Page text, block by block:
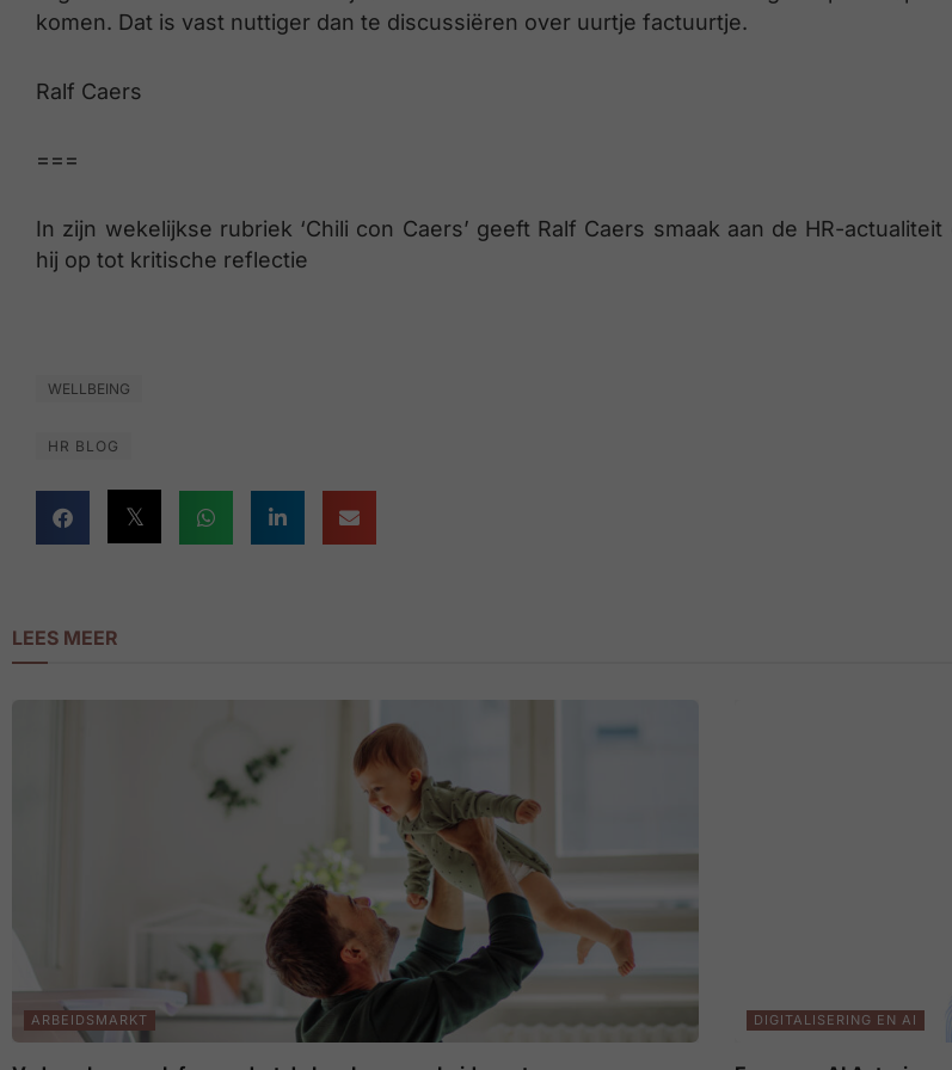
komen. Dat is vast nuttiger dan te discussiëren over uurtje factuurtje.
Ralf Caers
===
In zijn wekelijkse rubriek ‘Chili con Caers’ geeft Ralf Caers smaak aan de HR-
hij op tot kritische reflectie
WELLBEING
HR BLOG
LEES MEER
ARBEIDSMARKT DIGITALISERING EN AI